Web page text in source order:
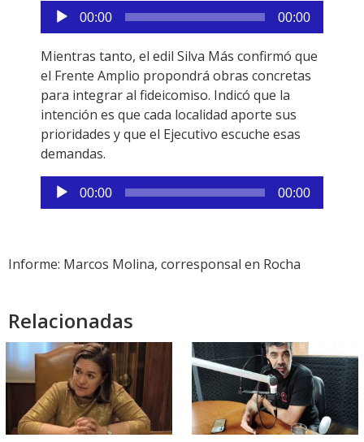
Reproductor
de
audio
00:00 00:00
Mientras tanto, el edil Silva Más confirmó que
el Frente Amplio propondrá obras concretas
para integrar al fideicomiso. Indicó que la
intención es que cada localidad aporte sus
prioridades y que el Ejecutivo escuche esas
demandas.
Reproductor
de
00:00 00:00
Informe: Marcos Molina, corresponsal en Rocha
Relacionadas